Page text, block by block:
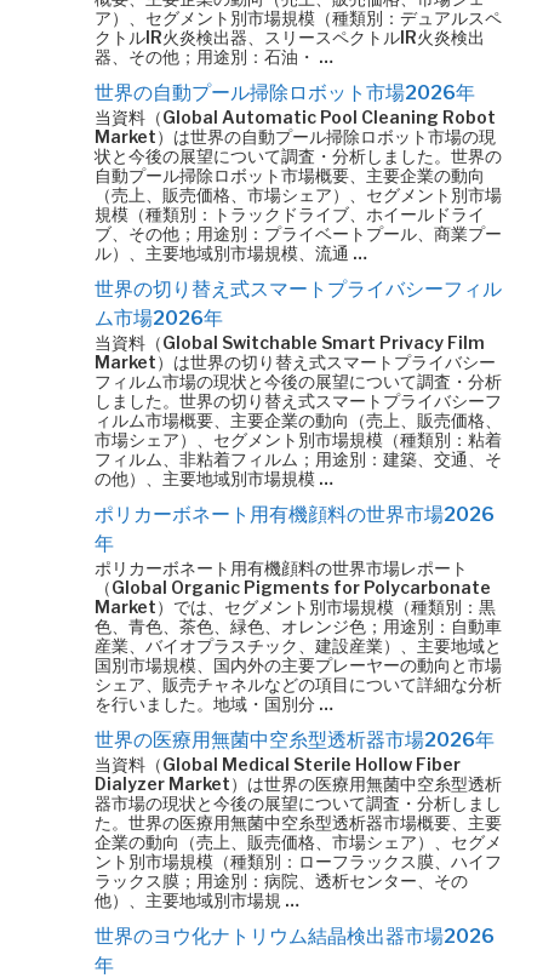
ア）、セグメント別市場規模（種類別：デュアルスペ
クトルIR火炎検出器、スリースペクトルIR火炎検出
器、その他；用途別：石油・ …
世界の自動プール掃除ロボット市場2026年
当資料（Global Automatic Pool Cleaning Robot
Market）は世界の自動プール掃除ロボット市場の現
状と今後の展望について調査・分析しました。世界の
自動プール掃除ロボット市場概要、主要企業の動向
（売上、販売価格、市場シェア）、セグメント別市場
規模（種類別：トラックドライブ、ホイールドライ
ブ、その他；用途別：プライベートプール、商業プー
ル）、主要地域別市場規模、流通 …
世界の切り替え式スマートプライバシーフィル
ム市場2026年
当資料（Global Switchable Smart Privacy Film
Market）は世界の切り替え式スマートプライバシー
フィルム市場の現状と今後の展望について調査・分析
しました。世界の切り替え式スマートプライバシーフ
ィルム市場概要、主要企業の動向（売上、販売価格、
市場シェア）、セグメント別市場規模（種類別：粘着
フィルム、非粘着フィルム；用途別：建築、交通、そ
の他）、主要地域別市場規模 …
ポリカーボネート用有機顔料の世界市場2026
年
ポリカーボネート用有機顔料の世界市場レポート
（Global Organic Pigments for Polycarbonate
Market）では、セグメント別市場規模（種類別：黒
色、青色、茶色、緑色、オレンジ色；用途別：自動車
産業、バイオプラスチック、建設産業）、主要地域と
国別市場規模、国内外の主要プレーヤーの動向と市場
シェア、販売チャネルなどの項目について詳細な分析
を行いました。地域・国別分 …
世界の医療用無菌中空糸型透析器市場2026年
当資料（Global Medical Sterile Hollow Fiber
Dialyzer Market）は世界の医療用無菌中空糸型透析
器市場の現状と今後の展望について調査・分析しまし
た。世界の医療用無菌中空糸型透析器市場概要、主要
企業の動向（売上、販売価格、市場シェア）、セグメ
ント別市場規模（種類別：ローフラックス膜、ハイフ
ラックス膜；用途別：病院、透析センター、その
他）、主要地域別市場規 …
世界のヨウ化ナトリウム結晶検出器市場2026
年